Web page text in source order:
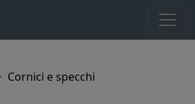
Cornici e specchi